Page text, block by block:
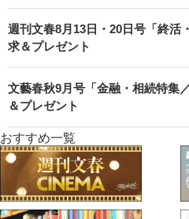
週刊文春8月13日・20日号「終活
求＆プレゼント
文藝春秋9月号「金融・相続特集
＆プレゼント
おすすめ一覧